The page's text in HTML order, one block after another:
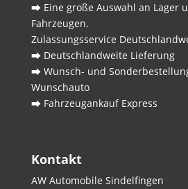
⮕ Eine große Auswahl an Lager
Fahrzeugen.
Zulassungsservice
⮕ Deutschlandweite Lieferung
⮕ Wunsch- und
Wunschauto
⮕ Fahrzeugankauf Express
Kontakt
AW Automobile Sindelfingen